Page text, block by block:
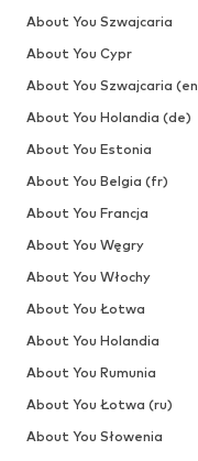
About You Szwajcaria
About You Cypr
About You Szwajcaria
About You Holandia (de)
About You Estonia
About You Belgia (fr)
About You Francja
About You Węgry
About You Włochy
About You Łotwa
About You Holandia
About You Rumunia
About You Łotwa (ru)
About You Słowenia